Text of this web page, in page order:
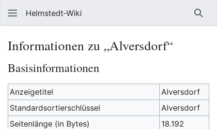
Helmstedt-Wiki
Informationen zu „Alversdorf“
Basisinformationen
Anzeigetitel
Alversdorf
Standardsortierschlüssel
Alversdorf
Seitenlänge (in Bytes)
18.192